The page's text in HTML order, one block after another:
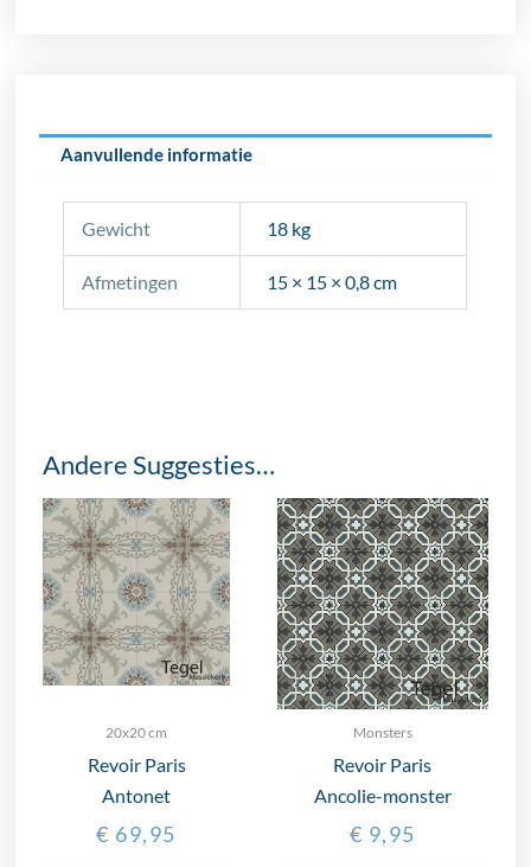
Aanvullende informatie
Gewicht 18 kg
Afmetingen 15 × 15 × 0,8 cm
Andere Suggesties…
20x20 cm
Revoir Paris
Antonet
€ 69,95
Monsters
Revoir Paris
Ancolie-monster
€ 9,95